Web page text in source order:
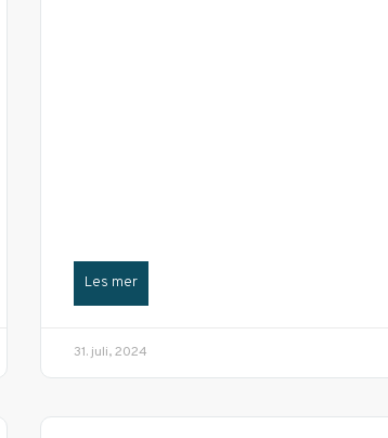
Les mer
31. juli, 2024